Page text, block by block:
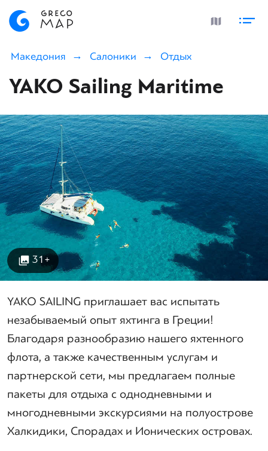
Македония Салоники Отдых
YAKO Sailing Maritime
31+
ΥΑΚΟ SAILING приглашает вас испытать
незабываемый опыт яхтинга в Греции!
Благодаря разнообразию нашего яхтенного
флота, а также качественным услугам и
партнерской сети, мы предлагаем полные
пакеты для отдыха с однодневными и
многодневными экскурсиями на полуострове
Халкидики, Спорадах и Ионических островах.